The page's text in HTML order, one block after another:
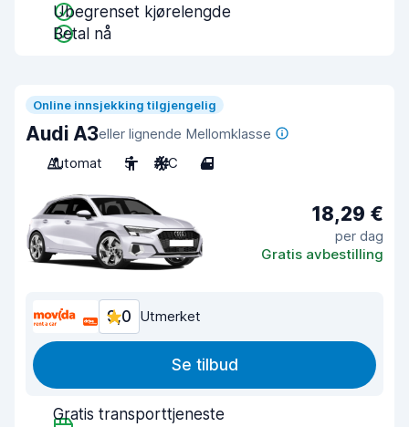
Ubegrenset kjørelengde
Betal nå
Online innsjekking tilgjengelig
Audi A3eller lignende Mellomklasse
Automat
5 A/C 4
18,29 €
per dag
Gratis avbestilling
9,0 Utmerket
Se tilbud
Gratis transporttjeneste